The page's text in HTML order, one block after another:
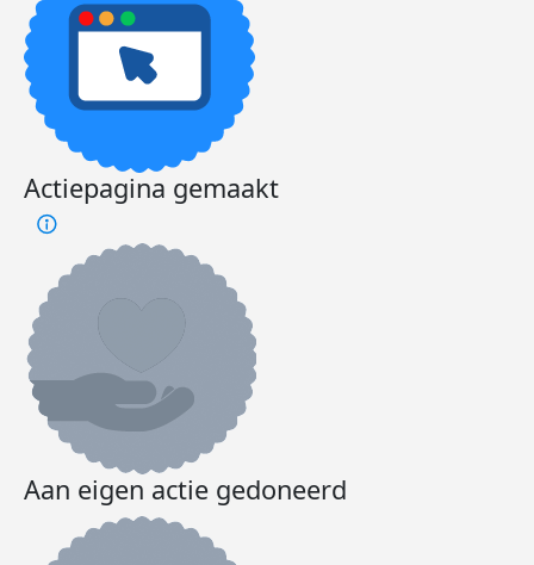
Actiepagina gemaakt
Aan eigen actie gedoneerd